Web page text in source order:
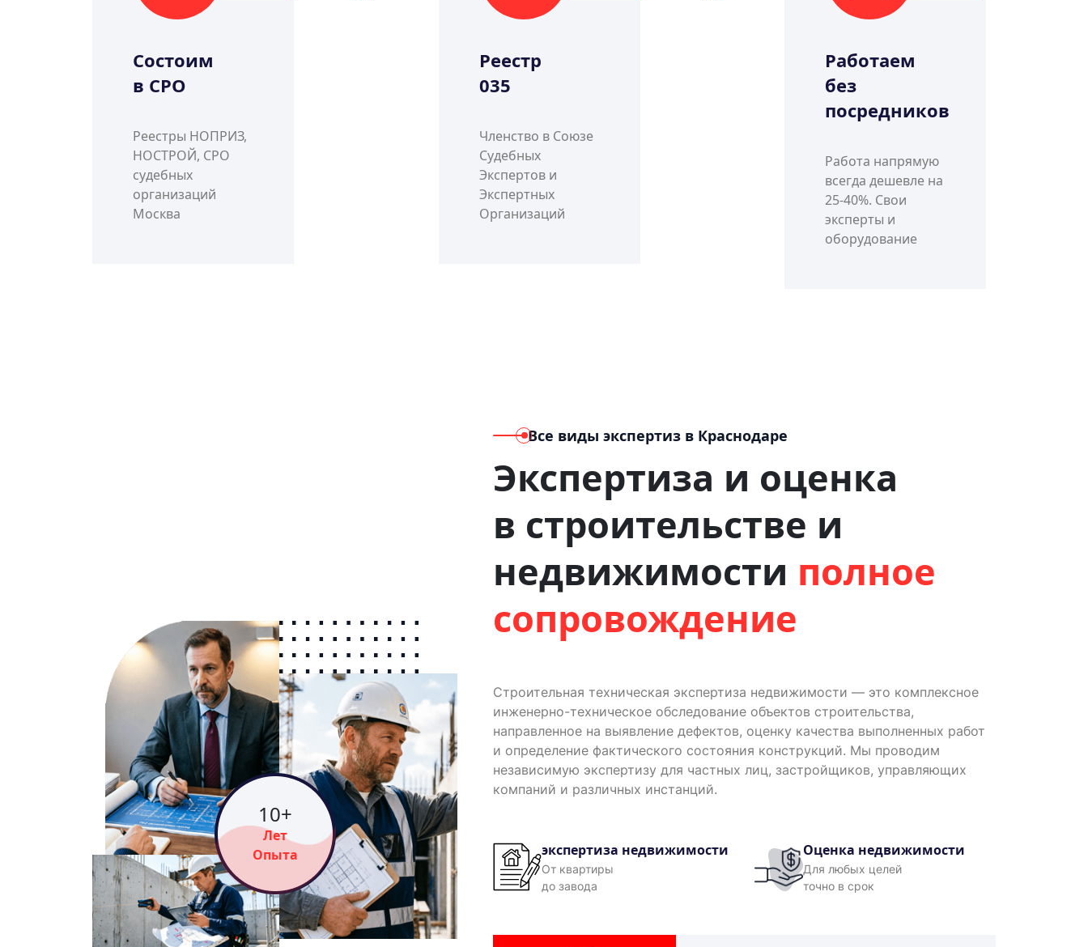
Состоим
в СРО
Реестры НОПРИЗ,
НОСТРОЙ, СРО
судебных
организаций
Москва
Реестр
035
Членство в Союзе
Судебных
Экспертов и
Экспертных
Организаций
Работаем
без
посредников
Работа напрямую
всегда дешевле на
25-40%. Свои
эксперты и
оборудование
14+
Лет
Опыта
Все виды экспертиз в Краснодаре
Экспертиза и оценка
в строительстве и
недвижимости полное
сопровождение
Строительная техническая экспертиза недвижимости — это комплексное
инженерно-техническое обследование объектов строительства,
направленное на выявление дефектов, оценку качества выполненных работ
и определение фактического состояния конструкций. Мы проводим
независимую экспертизу для частных лиц, застройщиков, управляющих
компаний и различных инстанций.
экспертиза недвижимости
От квартиры
до завода
Оценка недвижимости
Для любых целей
точно в срок